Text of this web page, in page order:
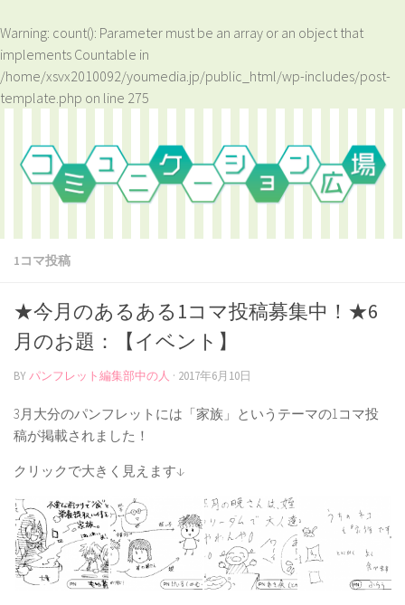
Warning: count(): Parameter must be an array or an object that
implements Countable in
/home/xsvx2010092/youmedia.jp/public_html/wp-includes/post-
template.php on line 275
1コマ投稿
★今月のあるある1コマ投稿募集中！★6
月のお題：【イベント】
BYパンフレット編集部中の人 · 2017年6月10日
3月大分のパンフレットには「家族」というテーマの1コマ投
稿が掲載されました！
クリックで大きく見えます↓